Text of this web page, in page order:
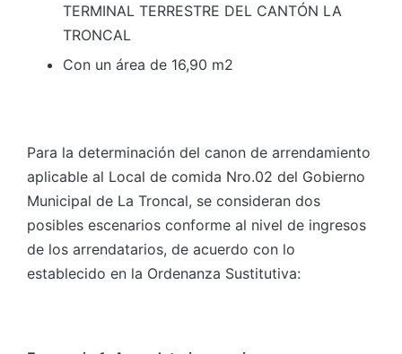
TERMINAL TERRESTRE DEL CANTÓN LA
TRONCAL
Con un área de 16,90 m2
Para la determinación del canon de arrendamiento
aplicable al Local de comida Nro.02 del Gobierno
Municipal de La Troncal, se consideran dos
posibles escenarios conforme al nivel de ingresos
de los arrendatarios, de acuerdo con lo
establecido en la Ordenanza Sustitutiva: